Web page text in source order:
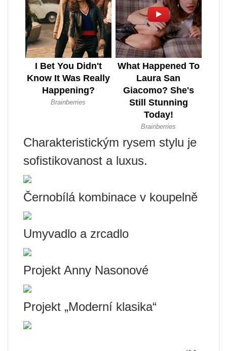
Charakteristickým rysem stylu je
sofistikovanost a luxus.
Černobílá kombinace v koupelně
Umyvadlo a zrcadlo
Projekt Anny Nasonové
Projekt „Moderní klasika“